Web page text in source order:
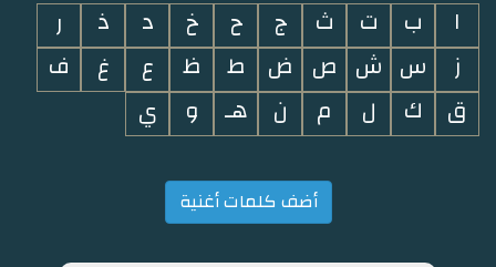
ا ب ت ث ج ح خ د ذ
ر
ز
س ش ص ض ط ظ ع غ
ف
ق
ك ل م ن هـ و ي
أضف كلمات أغنية